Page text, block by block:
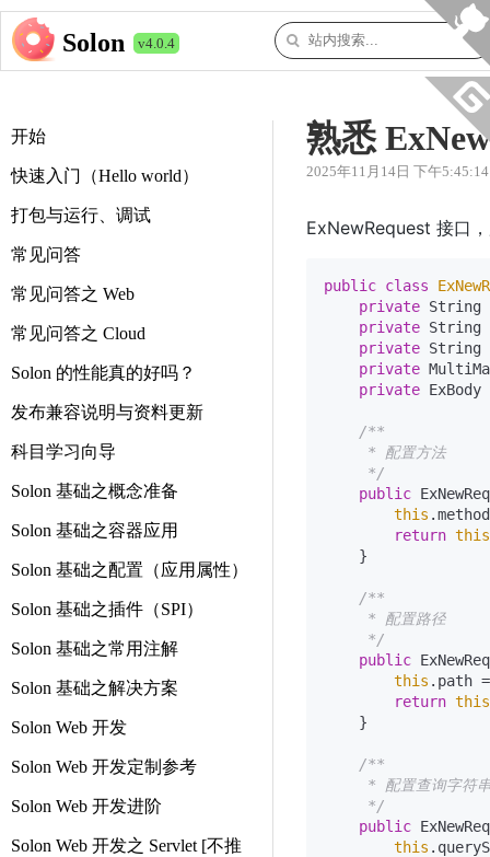
Solon v4.0.4
开始
快速入门（Hello world）
打包与运行、调试
常见问答
常见问答之 Web
常见问答之 Cloud
Solon 的性能真的好吗？
发布兼容说明与资料更新
科目学习向导
Solon 基础之概念准备
Solon 基础之容器应用
Solon 基础之配置（应用属性）
Solon 基础之插件（SPI）
Solon 基础之常用注解
Solon 基础之解决方案
Solon Web 开发
Solon Web 开发定制参考
Solon Web 开发进阶
Solon Web 开发之 Servlet [不推
熟悉
2025年11月14日 下午5:45:14
ExNewRequest 接口
public class
private String
private String
private String
private
private
/**
     * 配置方法
     */
public
this
return this
    }
/**
     * 配置路径
     */
public
this .path
return this
    }
/**
* 配置查询字符
     */
public
this